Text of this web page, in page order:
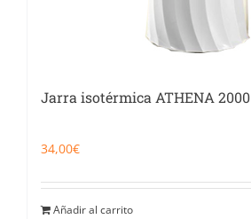
Jarra isotérmica ATHENA 2000
34,00€
Añadir al carrito